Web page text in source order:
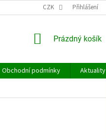
CZK Přihlášení
NÁKUPNÍ
Prázdný košík
Obchodní podmínky Aktuality